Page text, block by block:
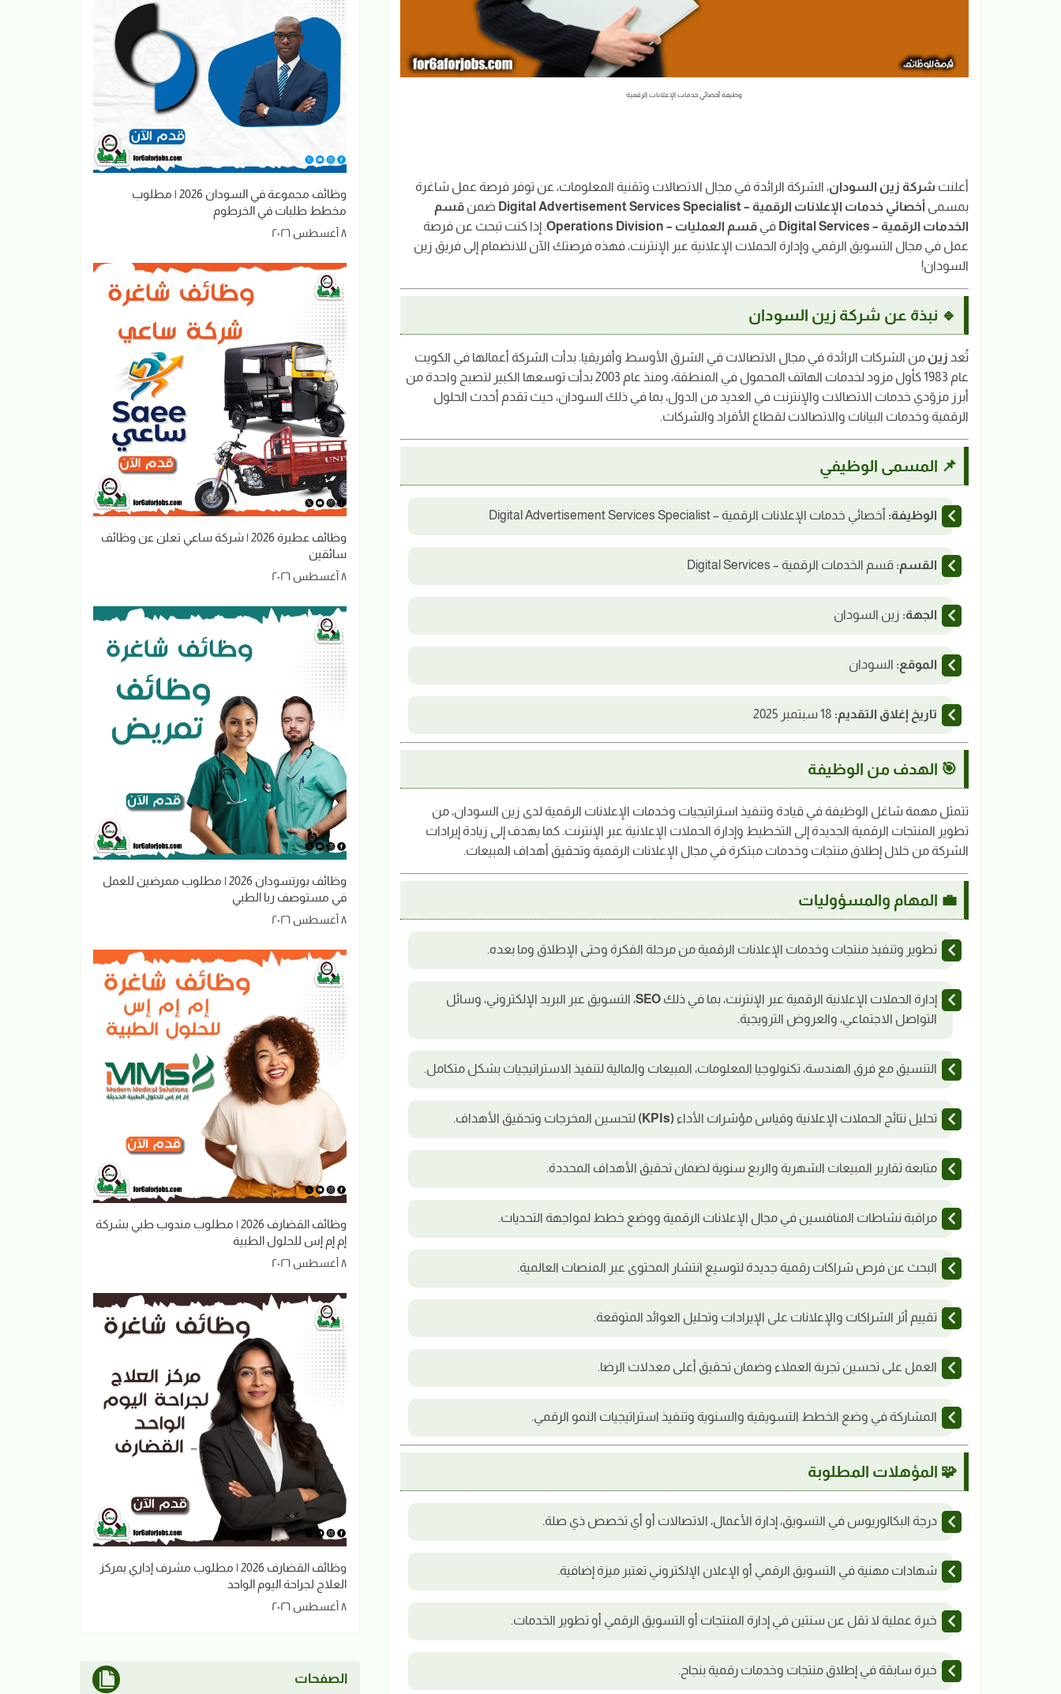
وظيفة أخصائي خدمات الإعلانات الرقمية
أعلنت شركة زين السودان، الشركة الرائدة في مجال الاتصالات وتقنية المعلومات، عن توفر فرصة عمل شاغرة
بمسمى أخصائي خدمات الإعلانات الرقمية – Digital Advertisement Services Specialist ضمن قسم
الخدمات الرقمية – Digital Services
في قسم العمليات – Operations Division
. إذا كنت تبحث عن فرصة
عمل في مجال التسويق الرقمي وإدارة الحملات الإعلانية عبر الإنترنت، فهذه فرصتك الآن للانضمام إلى فريق زين
السودان!
🔹 نبذة عن شركة زين السودان
تُعد زين من الشركات الرائدة في مجال الاتصالات في الشرق الأوسط وأفريقيا. بدأت الشركة أعمالها في الكويت
عام 1983 كأول مزود لخدمات الهاتف المحمول في المنطقة، ومنذ عام 2003 بدأت توسعها الكبير لتصبح واحدة من
أبرز مزوّدي خدمات الاتصالات والإنترنت في العديد من الدول، بما في ذلك السودان، حيث تقدم أحدث الحلول
الرقمية وخدمات البيانات والاتصالات لقطاع الأفراد والشركات.
📌 المسمى الوظيفي
الوظيفة: أخصائي خدمات الإعلانات الرقمية – Digital Advertisement Services Specialist
القسم: قسم الخدمات الرقمية – Digital Services
الجهة: زين السودان
الموقع: السودان
تاريخ إغلاق التقديم:
🎯 الهدف من الوظيفة
تتمثل مهمة شاغل الوظيفة في قيادة وتنفيذ استراتيجيات وخدمات الإعلانات الرقمية لدى زين السودان، من
تطوير المنتجات الرقمية الجديدة إلى التخطيط وإدارة الحملات الإعلانية عبر الإنترنت. كما يهدف إلى زيادة إيرادات
الشركة من خلال إطلاق منتجات وخدمات مبتكرة في مجال الإعلانات الرقمية وتحقيق أهداف المبيعات.
💼 المهام والمسؤوليات
تطوير وتنفيذ منتجات وخدمات الإعلانات الرقمية من مرحلة الفكرة وحتى الإطلاق وما بعده.
إدارة الحملات الإعلانية الرقمية عبر الإنترنت، بما في ذلك SEO، التسويق عبر البريد الإلكتروني، وسائل
التواصل الاجتماعي، والعروض الترويجية.
التنسيق مع فرق الهندسة، تكنولوجيا المعلومات، المبيعات والمالية لتنفيذ الاستراتيجيات بشكل متكامل.
تحليل نتائج الحملات الإعلانية وقياس مؤشرات الأداء (KPIs) لتحسين المخرجات وتحقيق الأهداف.
متابعة تقارير المبيعات الشهرية والربع سنوية لضمان تحقيق الأهداف المحددة.
مراقبة نشاطات المنافسين في مجال الإعلانات الرقمية ووضع خطط لمواجهة التحديات.
البحث عن فرص شراكات رقمية جديدة لتوسيع انتشار المحتوى عبر المنصات العالمية.
تقييم أثر الشراكات والإعلانات على الإيرادات وتحليل العوائد المتوقعة.
العمل على تحسين تجربة العملاء وضمان تحقيق أعلى معدلات الرضا.
المشاركة في وضع الخطط التسويقية والسنوية وتنفيذ استراتيجيات النمو الرقمي.
🧩 المؤهلات المطلوبة
درجة البكالوريوس في التسويق، إدارة الأعمال، الاتصالات أو أي تخصص ذي صلة.
شهادات مهنية في التسويق الرقمي أو الإعلان الإلكتروني تعتبر ميزة إضافية.
خبرة عملية لا تقل عن سنتين في إدارة المنتجات أو التسويق الرقمي أو تطوير الخدمات.
خبرة سابقة في إطلاق منتجات وخدمات رقمية بنجاح.
وظائف مجموعة في السودان 2026 | مطلوب
مخطط طلبات في الخرطوم
٨ أغسطس ٢٠٢٦
وظائف عطبرة 2026 | شركة ساعي تعلن عن وظائف
سائقين
٨ أغسطس ٢٠٢٦
وظائف بورتسودان 2026 | مطلوب ممرضين للعمل
في مستوصف ربا الطبي
٨ أغسطس ٢٠٢٦
وظائف القضارف 2026 | مطلوب مندوب طبي بشركة
إم إم إس للحلول الطبية
٨ أغسطس ٢٠٢٦
وظائف القضارف 2026 | مطلوب مشرف إداري بمركز
العلاج لجراحة اليوم الواحد
٨ أغسطس ٢٠٢٦
الصفحات